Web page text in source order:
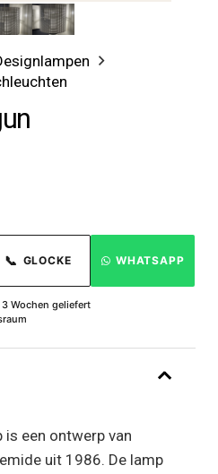
📞 GLOCKE WHATSAPP
Wochen geliefert
is een ontwerp van
uit 1986. De lamp